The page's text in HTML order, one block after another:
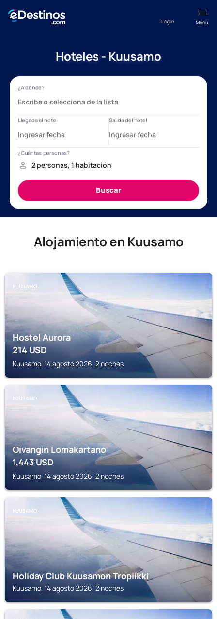
Menú
Log in
Hoteles - Kuusamo
Alojamiento en Kuusamo
KUUSAMO
Hostel Aurora
214USD
Kuusamo, 14 agosto 2026, 2 noches
KUUSAMO
Oivangin Lomakartano
1,443USD
Kuusamo, 14 agosto 2026, 2 noches
KUUSAMO
Holiday Club Kuusamon Tropiikki
Kuusamo, 14 agosto 2026, 2 noches